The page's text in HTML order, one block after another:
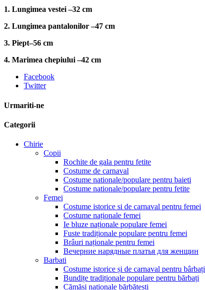
1. Lungimea vestei –32 cm
2. Lungimea pantalonilor –47 cm
3. Piept–56 cm
4. Marimea chepiului –42 cm
Facebook
Twitter
Urmariti-ne
Categorii
Chirie
Copii
Rochite de gala pentru fetite
Costume de carnaval
Costume nationale/populare pentru baieti
Costume nationale/populare pentru fetite
Femei
Costume istorice si de carnaval pentru femei
Costume naționale femei
Ie bluze naționale populare femei
Fuste tradiționale populare pentru femei
Brâuri naționale pentru femei
Вечерние нарядные платья для женщин
Barbati
Costume istorice și de carnaval pentru bârbați
Bundițe tradiționale populare pentru bărbați
Cămăși naționale bărbătești